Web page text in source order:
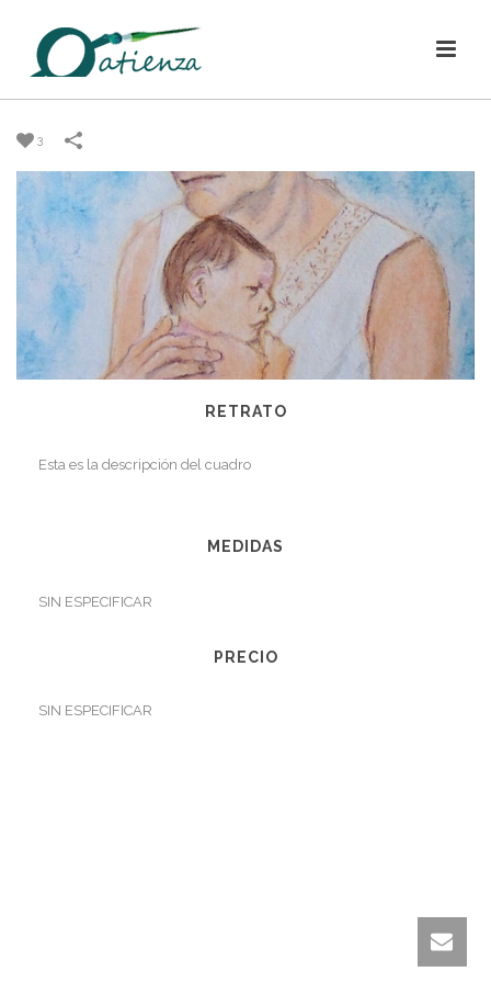
3
RETRATO
Esta es la descripción del cuadro
MEDIDAS
SIN ESPECIFICAR
PRECIO
SIN ESPECIFICAR